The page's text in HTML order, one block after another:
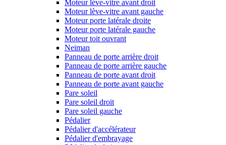
Moteur lève-vitre avant droit
Moteur lève-vitre avant gauche
Moteur porte latérale droite
Moteur porte latérale gauche
Moteur toit ouvrant
Neiman
Panneau de porte arrière droit
Panneau de porte arrière gauche
Panneau de porte avant droit
Panneau de porte avant gauche
Pare soleil
Pare soleil droit
Pare soleil gauche
Pédalier
Pédalier d'accélérateur
Pédalier d'embrayage